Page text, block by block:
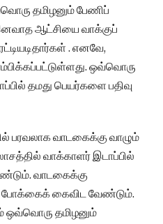
தமிழனும் பேணிப்
ஆட்சியை வாக்குப்
. எனவே,
ஒவ்வொரு
தமது பெயர்களை பதிவு
வாடகைக்கு வாழும்
வாக்காளர் இடாப்பில்
வாடகைக்கு
கைவிட வேண்டும்.
ஒவ்வொரு தமிழனும்